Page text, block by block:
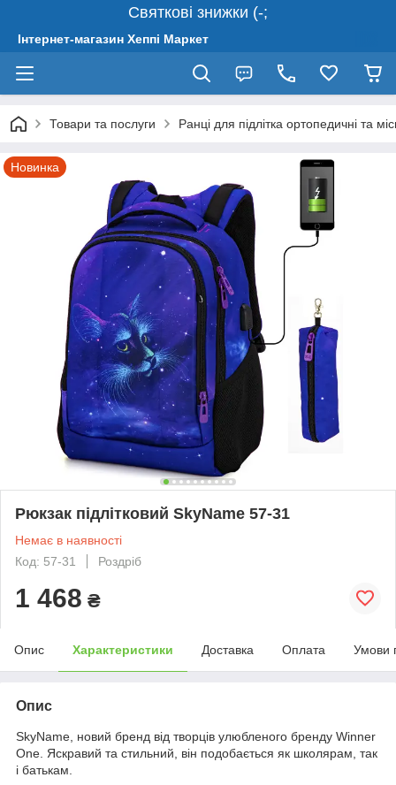
Святкові знижки (-;
Інтернет-магазин Хеппі Маркет
Товари та послуги Ранці для підлітка ортопедичні та
Новинка
Рюкзак підлітковий SkyName 57-31
Немає в наявності
Код: 57-31
Роздріб
1 468 ₴
Опис Характеристики Доставка Оплата Умови
Опис
SkyName, новий бренд від творців улюбленого бренду Winner
One. Яскравий та стильний, він подобається як школярам, так
і батькам.